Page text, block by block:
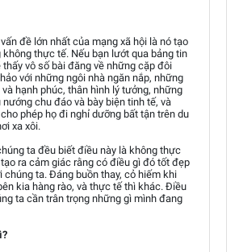
đề lớn nhất của mạng xã hội là nó tạo
không thực tế. Nếu bạn lướt qua bảng tin
vô số bài đăng về những cặp đôi
với những ngôi nhà ngăn nắp, những
hạnh phúc, thân hình lý tưởng, những
chu đáo và bày biện tinh tế, và
phép họ đi nghỉ dưỡng bất tận trên du
xa xôi.
ta đều biết điều này là không thực
ra cảm giác rằng có điều gì đó tốt đẹp
chúng ta. Đáng buồn thay, cỏ hiếm khi
kia hàng rào, và thực tế thì khác. Điều
ta cần trân trọng những gì mình đang